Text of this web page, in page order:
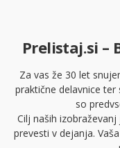
Prelistaj.si –
Za vas že 30 let
praktične delavnice
so
Cilj naših
prevesti v dejanja.